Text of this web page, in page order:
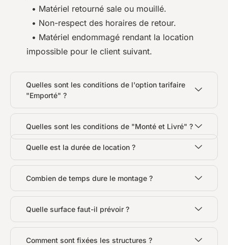
• Matériel retourné sale ou mouillé.
• Non-respect des horaires de retour.
• Matériel endommagé rendant la location
impossible pour le client suivant.
Quelles sont les conditions de l'option tarifaire
"Emporté" ?
Quelles sont les conditions de "Monté et Livré" ?
Quelle est la durée de location ?
Combien de temps dure le montage ?
Quelle surface faut-il prévoir ?
Comment sont fixées les structures ?